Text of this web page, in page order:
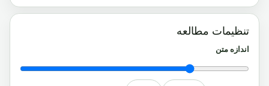
تنظیمات مطالعه
اندازه متن